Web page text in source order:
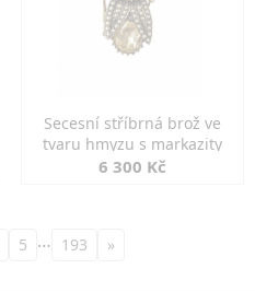
Secesní stříbrná brož ve
tvaru hmyzu s markazity
6 300 Kč
5 … 193 »